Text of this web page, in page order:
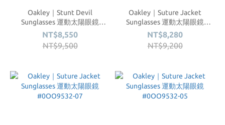
Oakley｜Stunt Devil
Sunglasses 運動太陽眼鏡
#0OO9525-03
NT$8,550
NT$9,500
Oakley｜Suture Jacket
Sunglasses 運動太陽眼鏡
#0OO9532-09
NT$8,280
NT$9,200